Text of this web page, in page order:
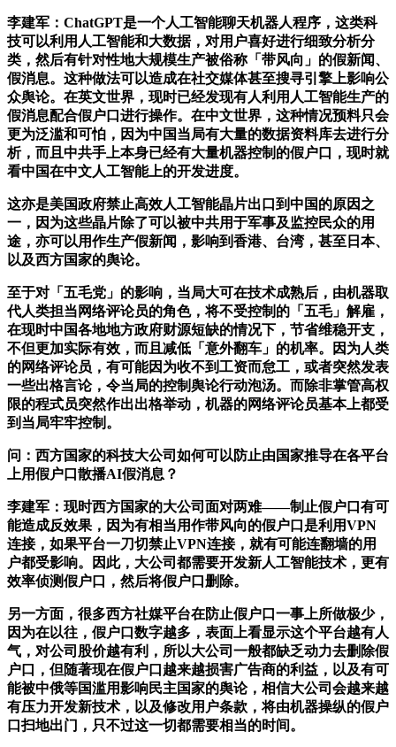
李建军：ChatGPT是一个人工智能聊天机器人程序，这类科
技可以利用人工智能和大数据，对用户喜好进行细致分析分
类，然后有针对性地大规模生产被俗称「带风向」的假新闻、
假消息。这种做法可以造成在社交媒体甚至搜寻引擎上影响公
众舆论。在英文世界，现时已经发现有人利用人工智能生产的
假消息配合假户口进行操作。在中文世界，这种情况预料只会
更为泛滥和可怕，因为中国当局有大量的数据资料库去进行分
析，而且中共手上本身已经有大量机器控制的假户口，现时就
看中国在中文人工智能上的开发进度。
这亦是美国政府禁止高效人工智能晶片出口到中国的原因之
一，因为这些晶片除了可以被中共用于军事及监控民众的用
途，亦可以用作生产假新闻，影响到香港、台湾，甚至日本、
以及西方国家的舆论。
至于对「五毛党」的影响，当局大可在技术成熟后，由机器取
代人类担当网络评论员的角色，将不受控制的「五毛」解雇，
在现时中国各地地方政府财源短缺的情况下，节省维稳开支，
不但更加实际有效，而且减低「意外翻车」的机率。因为人类
的网络评论员，有可能因为收不到工资而怠工，或者突然发表
一些出格言论，令当局的控制舆论行动泡汤。而除非掌管高权
限的程式员突然作出出格举动，机器的网络评论员基本上都受
到当局牢牢控制。
问：西方国家的科技大公司如何可以防止由国家推导在各平台
上用假户口散播AI假消息？
李建军：现时西方国家的大公司面对两难——制止假户口有可
能造成反效果，因为有相当用作带风向的假户口是利用VPN
连接，如果平台一刀切禁止VPN连接，就有可能连翻墙的用
户都受影响。因此，大公司都需要开发新人工智能技术，更有
效率侦测假户口，然后将假户口删除。
另一方面，很多西方社媒平台在防止假户口一事上所做极少，
因为在以往，假户口数字越多，表面上看显示这个平台越有人
气，对公司股价越有利，所以大公司一般都缺乏动力去删除假
户口，但随著现在假户口越来越损害广告商的利益，以及有可
能被中俄等国滥用影响民主国家的舆论，相信大公司会越来越
有压力开发新技术，以及修改用户条款，将由机器操纵的假户
口扫地出门，只不过这一切都需要相当的时间。